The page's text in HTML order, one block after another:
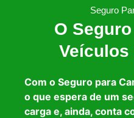
Seguro
O
Veículos
Com o Seguro para
o que espera de um
carga e, ainda, conta